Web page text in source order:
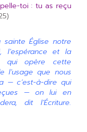
toi : tu as reçu
Église notre
l’espérance et la
qui opère cette
l’usage que nous
— c’est-à-dire qui
— on lui en
dit l’Écriture.